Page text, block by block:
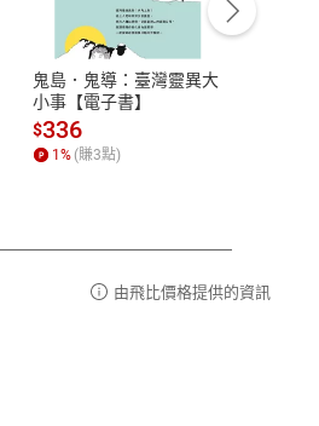
週五 10:00-12:00、
假日及例假日休息)
鬼島．鬼導：臺灣靈異大
小事【電子書】
$336
1% (賺3點)
由飛比價格提供的資訊